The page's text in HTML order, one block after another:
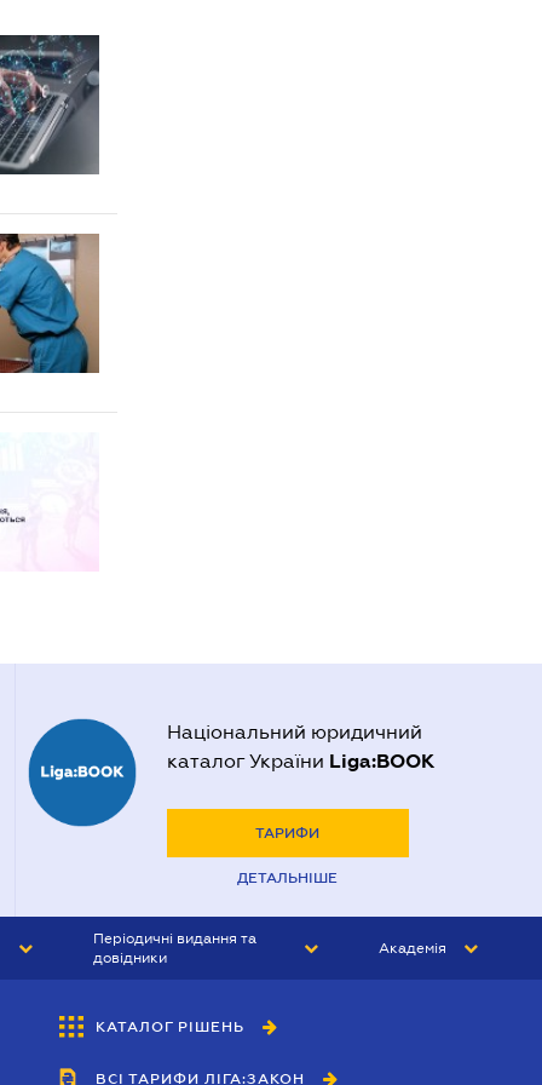
Національний юридичний
каталог України Liga:BOOK
ТАРИФИ
ДЕТАЛЬНІШЕ
Періодичні видання та
довідники
БУХГАЛТЕР&ЗАКОН
ВІСНИК МСФЗ
Академія
КАТАЛОГ РІШЕНЬ
ВСІ ТАРИФИ ЛІГА:ЗАКОН